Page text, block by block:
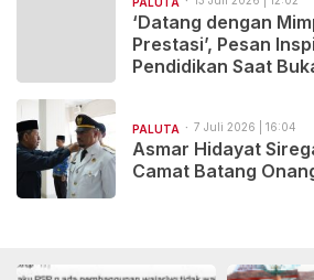
‘Datang dengan
Prestasi’, Pesan
Pendidikan Saat
PALUTA 7 Juli 2026 | 16:04
Asmar Hidayat
Camat Batang